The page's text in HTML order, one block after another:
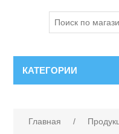
КАТЕГОРИИ
Главная /